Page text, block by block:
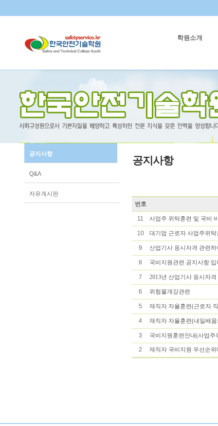
학원소개
공지사항
Q&A
자유게시판
공지사항
번호
11 사업주 위탁훈련 및 국비
10 대기업 근로자 사업주위
9 산업기사 응시자격 관련
8 국비지원관련 공지사항 입
7 2013년 산업기사 응시자
6 위험물개강관련
5 재직자 자율훈련(근로자
4 재직자 자율훈련(내일배
3 국비지원훈련안내(사업주
2 재직자 국비지원 우선순